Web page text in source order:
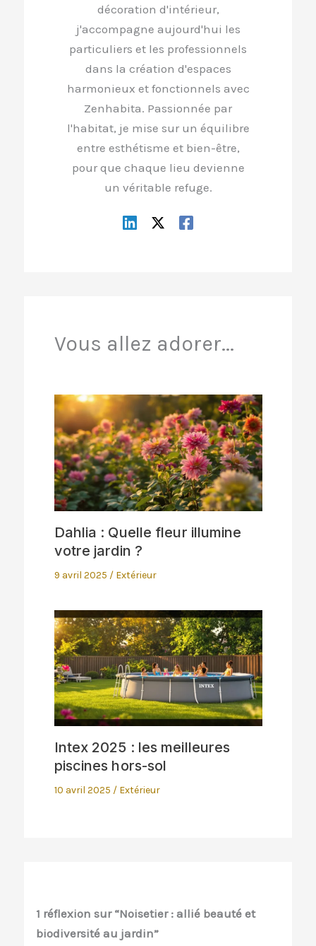
décoration d'intérieur,
j'accompagne aujourd'hui les
particuliers et les professionnels
dans la création d'espaces
harmonieux et fonctionnels avec
Zenhabita. Passionnée par
l'habitat, je mise sur un équilibre
entre esthétisme et bien-être,
pour que chaque lieu devienne
un véritable refuge.
Vous allez adorer...
Dahlia : Quelle fleur illumine
votre jardin ?
9 avril 2025 / Extérieur
Intex 2025 : les meilleures
piscines hors-sol
10 avril 2025 / Extérieur
1 réflexion sur “Noisetier : allié beauté et
biodiversité au jardin”